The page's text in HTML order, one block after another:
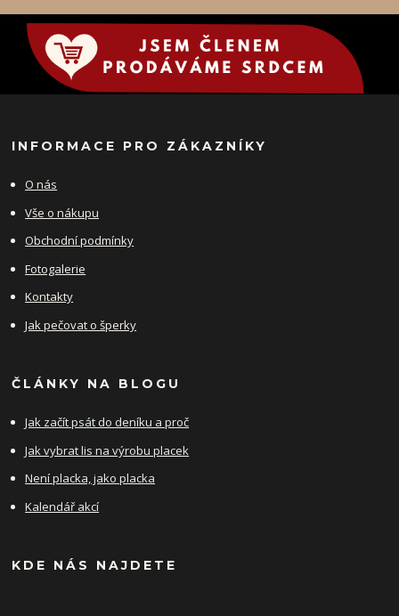
INFORMACE PRO ZÁKAZNÍKY
O nás
Vše o nákupu
Obchodní podmínky
Fotogalerie
Kontakty
Jak pečovat o šperky
ČLÁNKY NA BLOGU
Jak začít psát do deníku a proč
Jak vybrat lis na výrobu placek
Není placka, jako placka
Kalendář akcí
KDE NÁS NAJDETE